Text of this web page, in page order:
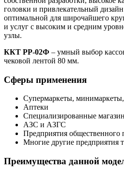
головки и привлекательный
оптимальной для широчайшего
и услуг с высоким и средним
узлы.
ККТ РР-02Ф – умный выбор
чековой лентой 80 мм.
Сферы применения
Супермаркеты,
Аптеки
Специализированные
АЗС и АЗГС
Предприятия общественного
Многие другие предприятия
Преимущества данной